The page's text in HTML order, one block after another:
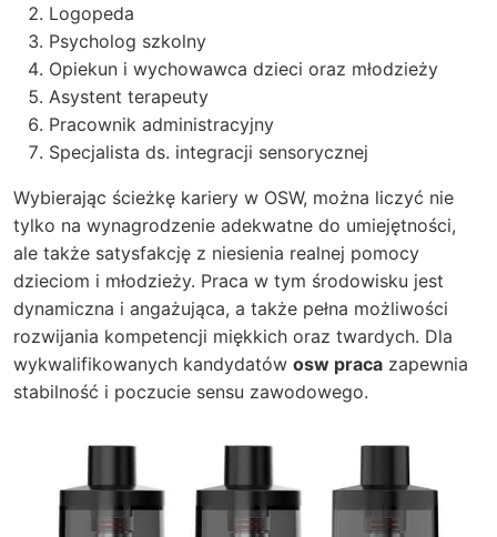
Logopeda
Psycholog szkolny
Opiekun i wychowawca dzieci oraz młodzieży
Asystent terapeuty
Pracownik administracyjny
Specjalista ds. integracji sensorycznej
Wybierając ścieżkę kariery w OSW, można liczyć nie
tylko na wynagrodzenie adekwatne do umiejętności,
ale także satysfakcję z niesienia realnej pomocy
dzieciom i młodzieży. Praca w tym środowisku jest
dynamiczna i angażująca, a także pełna możliwości
rozwijania kompetencji miękkich oraz twardych. Dla
wykwalifikowanych kandydatów osw praca zapewnia
stabilność i poczucie sensu zawodowego.